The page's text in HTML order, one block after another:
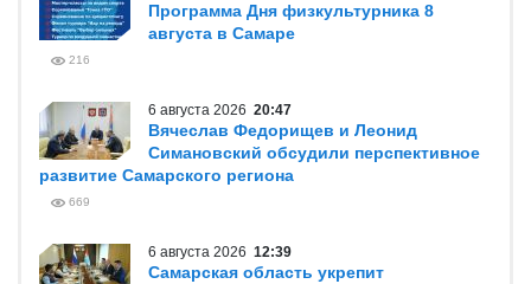
Программа Дня физкультурника 8
августа в Самаре
216
6 августа 2026 20:47
Вячеслав Федорищев и Леонид
Симановский обсудили перспективное
развитие Самарского региона
669
6 августа 2026 12:39
Самарская область укрепит